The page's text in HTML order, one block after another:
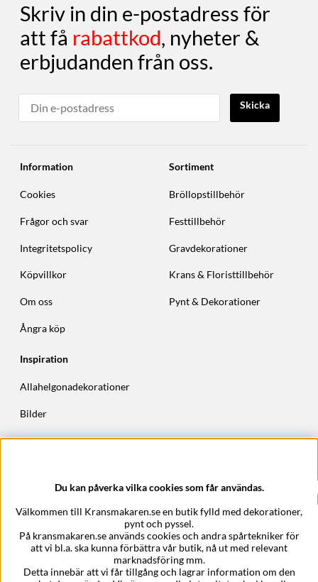
Skriv in din e-postadress för
att få rabattkod, nyheter &
erbjudanden från oss.
Skicka
Information
Cookies
Frågor och svar
Integritetspolicy
Köpvillkor
Om oss
Ångra köp
Sortiment
Bröllopstillbehör
Festtillbehör
Gravdekorationer
Krans & Floristtillbehör
Pynt & Dekorationer
Inspiration
Allahelgonadekorationer
Bilder
Höstkransar
Epost:support@kransmakaren.se
Du kan påverka vilka cookies som får användas.
Välkommen till Kransmakaren.se en butik fylld med dekorationer,
pynt och pyssel.
På kransmakaren.se används cookies och andra spårtekniker för
att vi bl.a. ska kunna förbättra vår butik, nå ut med relevant
marknadsföring mm.
Detta innebär att vi får tillgång och lagrar information om den